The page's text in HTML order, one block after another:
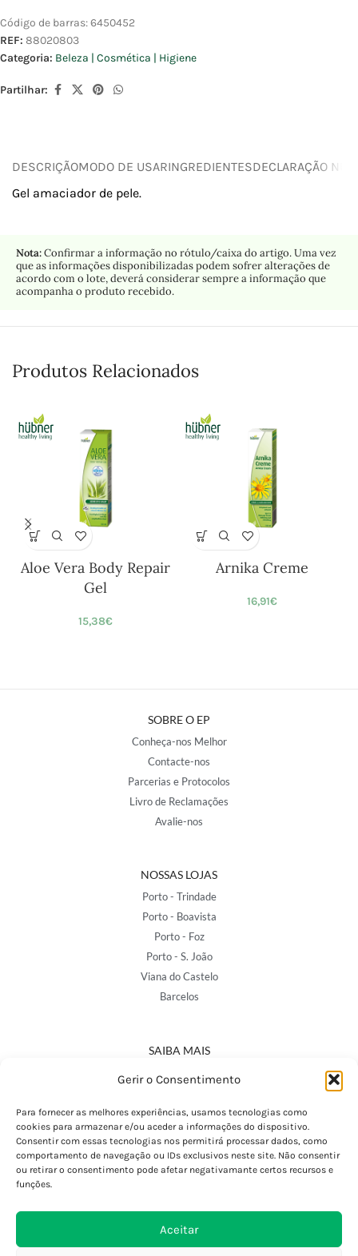
Gerir o Consentimento
Para fornecer as melhores experiências, usamos tecnologias como
cookies para armazenar e/ou aceder a informações do dispositivo.
Consentir com essas tecnologias nos permitirá processar dados, como
comportamento de navegação ou IDs exclusivos neste site. Não consentir
ou retirar o consentimento pode afetar negativamante certos recursos e
funções.
Aceitar
Código de barras:6450452
REF: 88020803
Categoria: Beleza | Cosmética | Higiene
Partilhar:
DESCRIÇÃOMODO DE USARINGREDIENTESDECLARAÇÃO
Gel amaciador de pele.
Nota:Confirmar a informação no rótulo/caixa do artigo. Uma vez
que as informações disponibilizadas podem sofrer alterações de
acordo com o lote, deverá considerar sempre a informação que
acompanha o produto recebido.
Produtos Relacionados
Aloe Vera Body Repair
Gel
15,38€
Arnika Creme
16,91€
SOBRE O EP
Conheça-nos Melhor
Contacte-nos
Parcerias e Protocolos
Livro de Reclamações
Avalie-nos
NOSSAS LOJAS
Porto - Trindade
Porto - Boavista
Porto - Foz
Porto - S. João
Viana do Castelo
Barcelos
SAIBA MAIS
Política de Privacidade
Termos e Condições
Perguntas Frequentes
Custos de Envio
Encomendas Internacionais
Devoluções e Trocas